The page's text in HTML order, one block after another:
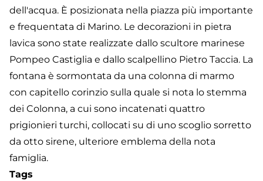
dell'acqua. È posizionata nella piazza più importante
e frequentata di Marino. Le decorazioni in pietra
lavica sono state realizzate dallo scultore marinese
Pompeo Castiglia e dallo scalpellino Pietro Taccia. La
fontana è sormontata da una colonna di marmo
con capitello corinzio sulla quale si nota lo stemma
dei Colonna, a cui sono incatenati quattro
prigionieri turchi, collocati su di uno scoglio sorretto
da otto sirene, ulteriore emblema della nota
famiglia.
Tags